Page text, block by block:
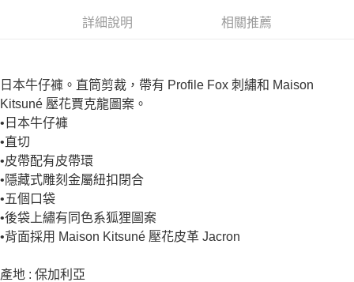
詳細說明 相關推薦
日本牛仔褲。直筒剪裁，帶有 Profile Fox 刺繡和 Maison
Kitsuné 壓花賈克龍圖案。
•日本牛仔褲
•直切
•皮帶配有皮帶環
•隱藏式雕刻金屬紐扣閉合
•五個口袋
•後袋上繡有同色系狐狸圖案
•背面採用 Maison Kitsuné 壓花皮革 Jacron
產地 : 保加利亞